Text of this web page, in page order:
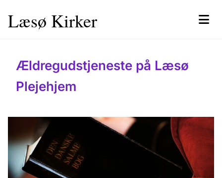
Læsø Kirker
Ældregudstjeneste på Læsø
Plejehjem